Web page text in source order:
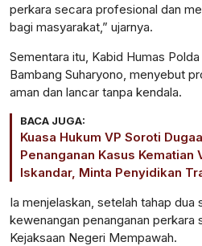
perkara secara profesional dan
bagi masyarakat,” ujarnya.
Sementara itu, Kabid Humas
Bambang Suharyono, menyebut
aman dan lancar tanpa kendala.
BACA JUGA:
Kuasa Hukum VP Soroti
Penanganan Kasus Kematian
Iskandar, Minta Penyidikan
Ia menjelaskan, setelah tahap dua
kewenangan penanganan perkara
Kejaksaan Negeri Mempawah.